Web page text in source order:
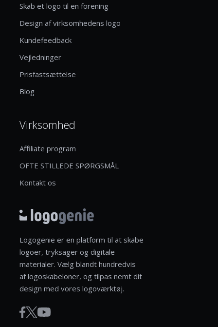
Skab et logo til en forening
Design af virksomhedens logo
Kundefeedback
Vejledninger
Prisfastsættelse
Blog
Virksomhed
Affiliate program
OFTE STILLEDE SPØRGSMÅL
Kontakt os
Logogenie er en platform til at skabe
logoer, tryksager og digitale
materialer. Vælg blandt hundredvis
af logoskabeloner, og tilpas nemt dit
design med vores logoværktøj.